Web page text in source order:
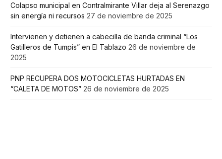
Colapso municipal en Contralmirante Villar deja al Serenazgo
sin energía ni recursos 27 de noviembre de 2025
Intervienen y detienen a cabecilla de banda criminal “Los
Gatilleros de Tumpis” en El Tablazo 26 de noviembre de
2025
PNP RECUPERA DOS MOTOCICLETAS HURTADAS EN
“CALETA DE MOTOS” 26 de noviembre de 2025